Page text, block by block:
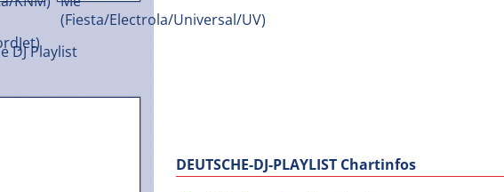
DEUTSCHE-DJ-PLAYLIST Chartinfos